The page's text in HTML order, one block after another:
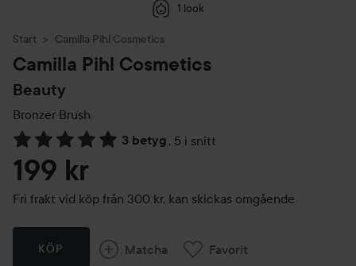
1 look
Start Camilla Pihl Cosmetics
Camilla Pihl Cosmetics
Beauty
Bronzer Brush
3 betyg , 5 i snitt
Hoppa till Betyg & kommentarer
199 kr
Fri frakt vid köp från 300 kr, kan skickas omgående
KÖP Matcha Favorit